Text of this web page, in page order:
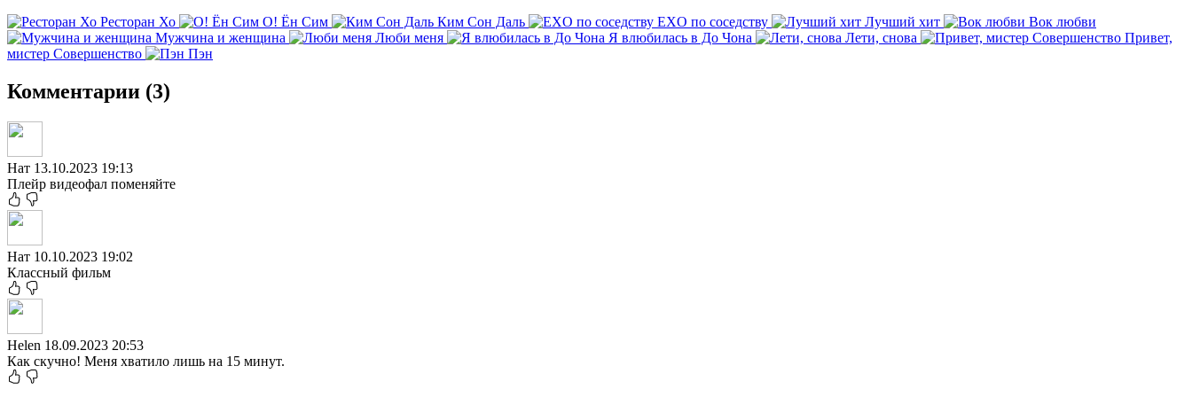
Ресторан Хо О! Ён Сим Ким Сон Даль EXO по соседству Лучший хит
Вок любви
Мужчина и женщина
Люби меня Я влюбилась в До Чона Лети, снова
Привет,
мистер Совершенство
Пэн
Комментарии (3)
Нат 13.10.2023 19:13
Плейр видеофал поменяйте
Нат 10.10.2023 19:02
Классный фильм
Helen 18.09.2023 20:53
Как скучно! Меня хватило лишь на 15 минут.